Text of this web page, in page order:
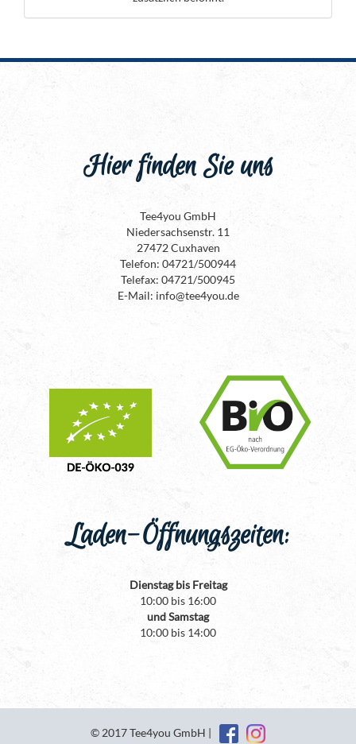
Hier finden Sie uns
Tee4you GmbH
Niedersachsenstr. 11
27472 Cuxhaven
Telefon: 04721/500944
Telefax: 04721/500945
E-Mail: info@tee4you.de
Laden-Öffnungszeiten:
Dienstag bis Freitag
10:00 bis 16:00
und Samstag
10:00 bis 14:00
© 2017 Tee4you GmbH |